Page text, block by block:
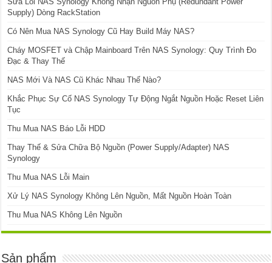
Supply) Dòng RackStation
Có Nên Mua NAS Synology Cũ Hay Build Máy NAS?
Cháy MOSFET và Chập Mainboard Trên NAS Synology: Quy Trình Đo
Đạc & Thay Thế
NAS Mới Và NAS Cũ Khác Nhau Thế Nào?
Khắc Phục Sự Cố NAS Synology Tự Động Ngắt Nguồn Hoặc Reset Liên
Tục
Thu Mua NAS Báo Lỗi HDD
Thay Thế & Sửa Chữa Bộ Nguồn (Power Supply/Adapter) NAS
Synology
Thu Mua NAS Lỗi Main
Xử Lý NAS Synology Không Lên Nguồn, Mất Nguồn Hoàn Toàn
Thu Mua NAS Không Lên Nguồn
Sản phẩm